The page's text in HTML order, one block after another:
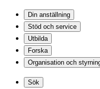
Din anställning
Stöd och service
Utbilda
Forska
Organisation och
Sök